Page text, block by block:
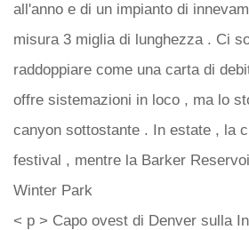
all'anno e di un impianto di
misura 3 miglia di lunghezza . Ci
raddoppiare come una carta di
offre sistemazioni in loco , ma lo
canyon sottostante . In estate , la
festival , mentre la Barker
Winter Park
< p > Capo ovest di Denver sulla